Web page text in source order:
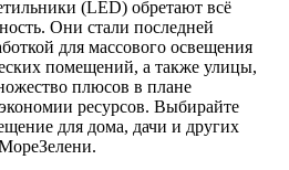
(LED) обретают всё
Они стали последней
для массового освещения
помещений, а также улицы,
плюсов в плане
ресурсов. Выбирайте
для дома, дачи и других